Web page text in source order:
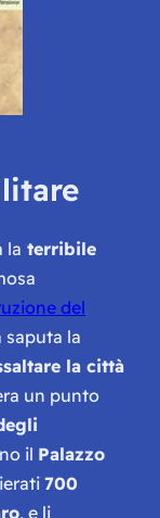
la terribile
del
saputa la
la città
un punto
il Palazzo
700
, e li